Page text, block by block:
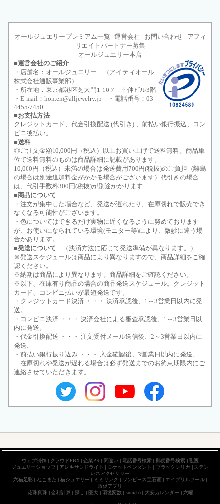
オールジュエリープレミアム一覧 | 運営会社 | お問い合わせ| アフィ
リエイトパートナー募集
オールジュエリー本店
■運営会社のご紹介
・店舗名：オールジュエリー （アイティオール
株式会社通販事業部）
・所在地：東京都港区芝大門1-16-7 幸伸ビル3階
・E-mail：honten@alljewelry.jp ・電話番号：03-
4455-7450
■お支払方法
クレジットカード、代金引換配送 (代引き) 、前払い銀行振込、コン
ビニ後払い。
■送料
◎ご注文金額10,000円（税込）以上お買い上げで送料無料。商品単
位で送料無料のものは商品詳細に記載があります。
10,000円（税込）未満の場合は発送費用700円(税抜)のご負担（離島
の場合は別途追加料金がかかる場合がございます）代引きの場合
は、代引手数料300円(税抜)が別途かかります
■商品について
・注文が集中した場合など、発送が遅れたり、在庫切れで販売でき
なくなる可能性がございます。
・色についてはできるだけ実物に近くなるように努めております
が、お使いになられている環境(モニター等)により、微妙に違う場
合があります。
■発送について （決済方法に応じて発送準備が異なります。）
※発送スケジュールは商品により異なりますので、商品詳細をご確
認ください。
※納期は商品により異なります。商品詳細をご確認ください。
※以下、在庫有り商品の場合の商品発送スケジュール。クレジット
カード、コンビニ払いが最短発送です。
・クレジットカード決済 ・・・ 決済承認後、1～3営業日以内に発
送。
・コンビニ決済 ・・・ 決済会社による審査承認後、1～3営業日以
内に発送。
・代金引換配送 ・・・ 注文受付メール送信後、2～3営業日以内に
発送。
・前払い銀行振り込み ・・・ 入金確認後、3営業日以内に発送。
在庫切れや発送が遅れる場合は必ず発送までのお約束期限内にご
連絡させていただきます。
ウェブ制作| クラウドPBX| 企業PR | 間違い | 電話番号検索| 郵便番号検索| 獣医
ジュエリーショップ | アレキサンドライト | ロケットペンダント | ブラックシリカ | ステン
レスアクセサリー
六猫足彩| ねこまた | 猫ジュエリー | ミミリング| ワンピース宝石画| エイプリルフール|
販促アプリ
花珠真珠 | 金利計算 | 探し | 医大 | 環境変数 | sumaho| 大安カレンダー | 六曜